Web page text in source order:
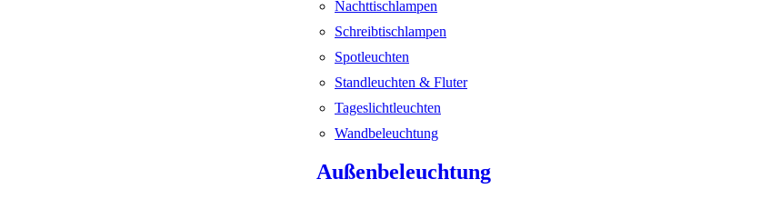
Nachttischlampen
Schreibtischlampen
Spotleuchten
Standleuchten & Fluter
Tageslichtleuchten
Wandbeleuchtung
Außenbeleuchtung